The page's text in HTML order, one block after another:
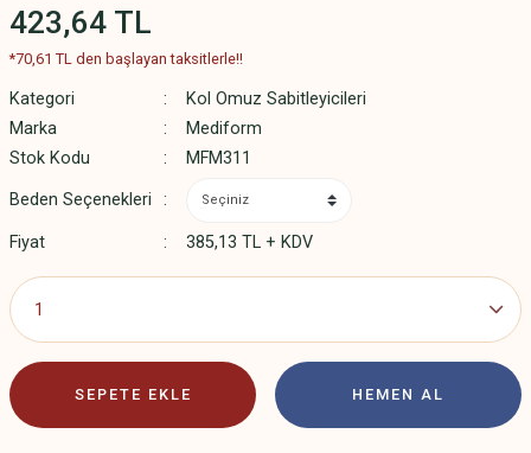
423,64 TL
*70,61 TL den başlayan taksitlerle!!
Kategori
Kol Omuz Sabitleyicileri
Marka
Mediform
Stok Kodu
MFM311
Beden Seçenekleri
Fiyat 385,13 TL + KDV
SEPETE EKLE HEMEN AL